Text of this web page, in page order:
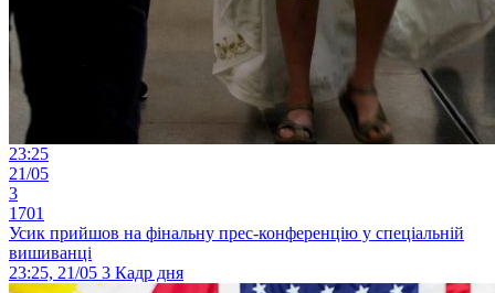
23:25
21/05
3
1701
Усик прийшов на фінальну прес-конференцію у спеціальній
вишиванці
23:25, 21/05 3 Кадр дня